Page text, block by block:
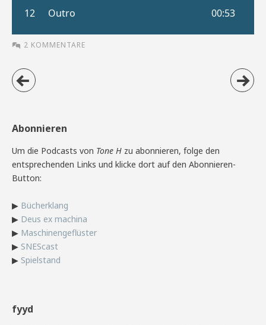
2 KOMMENTARE
Abonnieren
Um die Podcasts von Tone H zu abonnieren, folge den
entsprechenden Links und klicke dort auf den Abonnieren-
Button:
▶ Bücherklang
▶ Deus ex machina
▶ Maschinengeflüster
▶ SNEScast
▶ Spielstand
fyyd